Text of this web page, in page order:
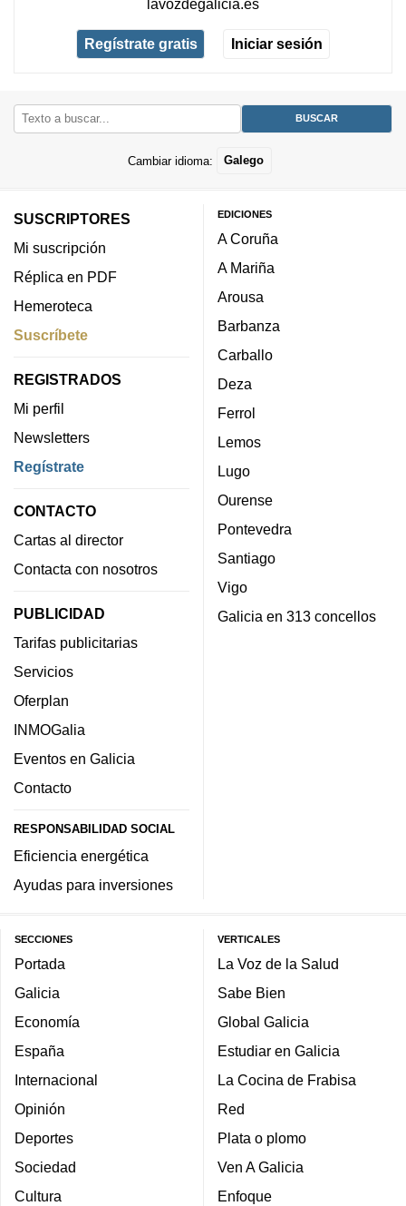
lavozdegalicia.es
Regístrate gratis Iniciar sesión
Cambiar idioma: Galego
SUSCRIPTORES
Mi suscripción
Réplica en PDF
Hemeroteca
Suscríbete
REGISTRADOS
Mi perfil
Newsletters
Regístrate
CONTACTO
Cartas al director
Contacta con nosotros
PUBLICIDAD
Tarifas publicitarias
Servicios
Oferplan
INMOGalia
Eventos en Galicia
Contacto
RESPONSABILIDAD SOCIAL
Eficiencia energética
Ayudas para inversiones
EDICIONES
A Coruña
A Mariña
Arousa
Barbanza
Carballo
Deza
Ferrol
Lemos
Lugo
Ourense
Pontevedra
Santiago
Vigo
Galicia en 313 concellos
SECCIONES
Portada
Galicia
Economía
España
Internacional
Opinión
Deportes
Sociedad
Cultura
VERTICALES
La Voz de la Salud
Sabe Bien
Global Galicia
Estudiar en Galicia
La Cocina de Frabisa
Red
Plata o plomo
Ven A Galicia
Enfoque